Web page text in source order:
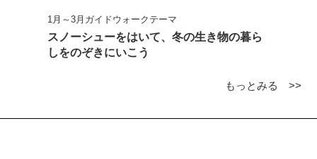
1月～3月ガイドウォークテーマ
スノーシューをはいて、冬の生き物の暮ら
しをのぞきにいこう
もっとみる >>